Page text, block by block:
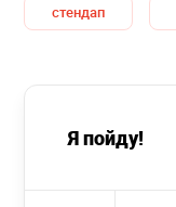
стендап
Я пойду!